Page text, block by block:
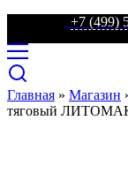
+7 (499)
Главная » Магазин
тяговый